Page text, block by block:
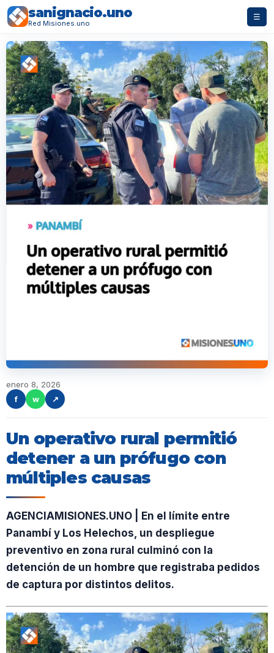
sanignacio.uno
Red Misiones.uno
☰
enero 8, 2026
f
w ↗
Un operativo rural permitió
detener a un prófugo con
múltiples causas
AGENCIAMISIONES.UNO | En el límite entre
Panambí y Los Helechos, un despliegue
preventivo en zona rural culminó con la
detención de un hombre que registraba pedidos
de captura por distintos delitos.